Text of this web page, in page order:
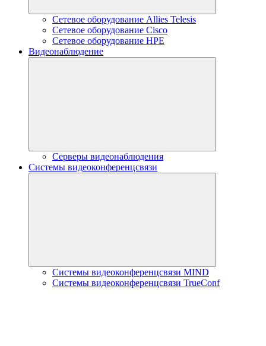
Сетевое оборудование Allies Telesis
Сетевое оборудование Cisco
Сетевое оборудование HPE
Видеонаблюдение
Серверы видеонаблюдения
Системы видеоконференцсвязи
Системы видеоконференцсвязи MIND
Системы видеоконференцсвязи TrueConf